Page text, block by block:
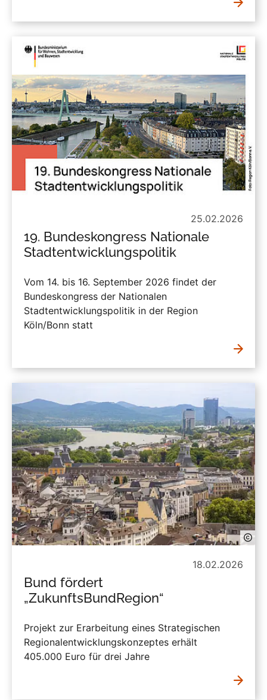
25.02.2026
19. Bundeskongress Nationale
Stadtentwicklungspolitik
Vom 14. bis 16. September 2026 findet der
Bundeskongress der Nationalen
Stadtentwicklungspolitik in der Region
Köln/Bonn statt
18.02.2026
Bund fördert
„ZukunftsBundRegion“
Projekt zur Erarbeitung eines Strategischen
Regionalentwicklungskonzeptes erhält
405.000 Euro für drei Jahre